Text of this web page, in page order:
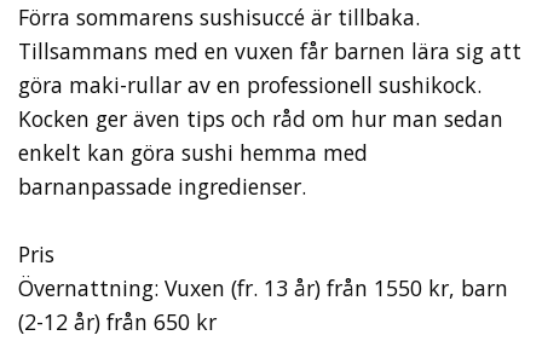
Förra sommarens sushisuccé är tillbaka.
Tillsammans med en vuxen får barnen lära sig att
göra maki-rullar av en professionell sushikock.
Kocken ger även tips och råd om hur man sedan
enkelt kan göra sushi hemma med
barnanpassade ingredienser.
Pris
Övernattning: Vuxen (fr. 13 år) från 1550 kr, barn
(2-12 år) från 650 kr